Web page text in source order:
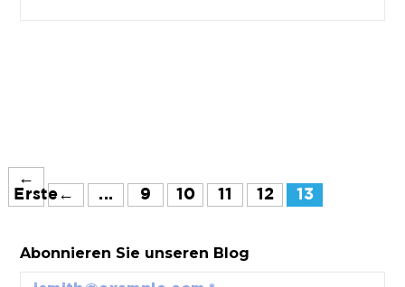
←
Erste← ... 9 10 11 12 13
Abonnieren Sie unseren Blog